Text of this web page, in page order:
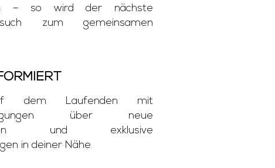
– so wird der nächste
zum gemeinsamen
dem Laufenden mit
über neue
und exklusive
in deiner Nähe.